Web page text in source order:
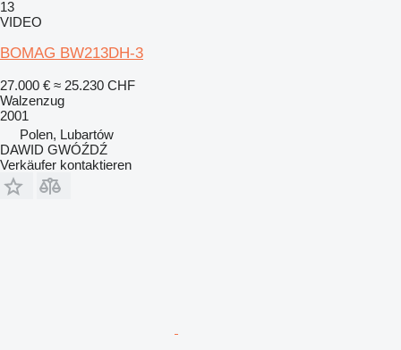
13
VIDEO
BOMAG BW213DH-3
27.000 € ≈ 25.230 CHF
Walzenzug
2001
Polen, Lubartów
DAWID GWÓŹDŹ
Verkäufer kontaktieren